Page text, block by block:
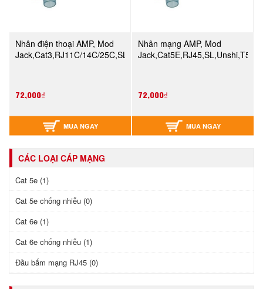
Nhân điện thoại AMP, Mod
Jack,Cat3,RJ11C/14C/25C,SL,Unshi,Alm
72,000₫
MUA NGAY
Nhân mạng AMP, Mod
72,000₫
MUA NGAY
CÁC LOẠI CÁP MẠNG
Cat 5e (1)
Cat 5e chống nhiễu (0)
Cat 6e (1)
Cat 6e chống nhiễu (1)
Đầu bấm mạng RJ45 (0)